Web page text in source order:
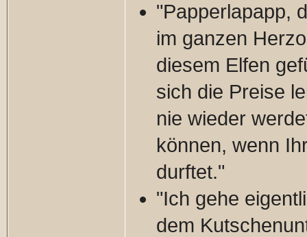
"Papperlapapp,
im ganzen
diesem Elfen
sich die Preise
nie wieder
können, wenn
durftet."
"Ich gehe
dem